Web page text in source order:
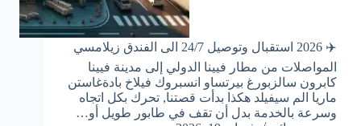
✈️ 2026 استقبال وتوصيل 24/7 الى الفندق زيلامسي
المواصلات من مطار فيينا الدولي إلى مدينة فيينا
كابرون سالزبورغ بيرتساو انسبروك فيلاخ بادةغاستن
ماريا الم سيفيلد هكذا بدأت قصتنا, تحرك بكل اتجاه
وسرعة بالخدمة بدل أن تقف في طابور طويل أو…